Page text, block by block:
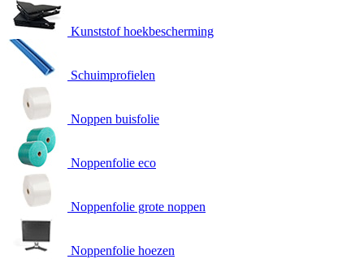
Kunststof hoekbescherming
Schuimprofielen
Noppen buisfolie
Noppenfolie eco
Noppenfolie grote noppen
Noppenfolie hoezen